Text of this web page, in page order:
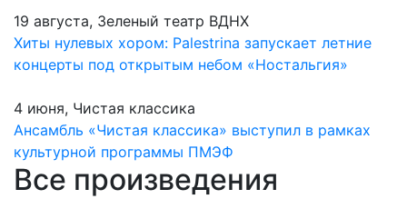
19 августа, Зеленый театр ВДНХ
Хиты нулевых хором: Palestrina запускает летние
концерты под открытым небом «Ностальгия»
4 июня, Чистая классика
Ансамбль «Чистая классика» выступил в рамках
культурной программы ПМЭФ
Все произведения